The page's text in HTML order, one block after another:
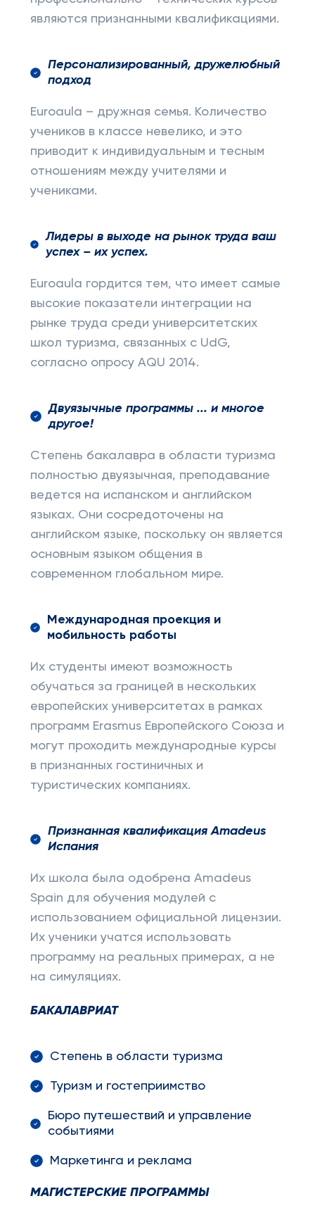
являются признанными квалификациями.
Персонализированный, дружелюбный
подход
Euroaula – дружная семья. Количество
учеников в классе невелико, и это
приводит к индивидуальным и тесным
отношениям между учителями и
учениками.
Лидеры в выходе на рынок труда ваш
успех – их успех.
Euroaula гордится тем, что имеет самые
высокие показатели интеграции на
рынке труда среди университетских
школ туризма, связанных с UdG,
согласно опросу AQU 2014.
Двуязычные программы ... и многое
другое!
Степень бакалавра в области туризма
полностью двуязычная, преподавание
ведется на испанском и английском
языках. Они сосредоточены на
английском языке, поскольку он является
основным языком общения в
современном глобальном мире.
Международная проекция и
мобильность работы
Их студенты имеют возможность
обучаться за границей в нескольких
европейских университетах в рамках
программ Erasmus Европейского Союза и
могут проходить международные курсы
в признанных гостиничных и
туристических компаниях.
Признанная квалификация Amadeus
Испания
Их школа была одобрена Amadeus
Spain для обучения модулей с
использованием официальной лицензии.
Их ученики учатся использовать
программу на реальных примерах, а не
на симуляциях.
БАКАЛАВРИАТ
Степень в области туризма
Туризм и гостеприимство
Бюро путешествий и управление
событиями
Маркетинга и реклама
МАГИСТЕРСКИЕ ПРОГРАММЫ